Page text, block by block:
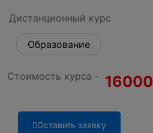
Дистанционный курс
Образование
Стоимость курса - 16000
Оставить заявку